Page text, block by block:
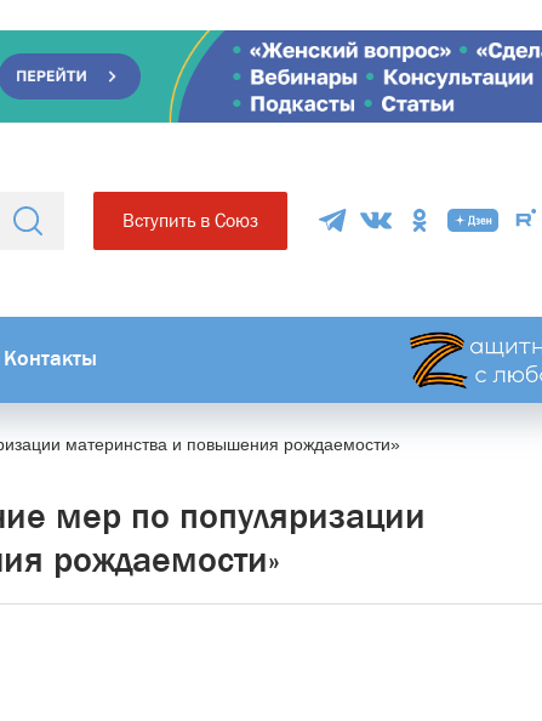
Вступить в Союз
Контакты
материнства и повышения рождаемости»
мер по популяризации
рождаемости»